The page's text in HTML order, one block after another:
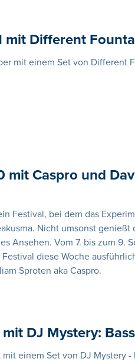
mit Different
mit einem Set von Different
mit Caspro und
Festival, bei dem das
Nicht umsonst
Ansehen. Vom 7. bis zum
diese Woche
Sproten aka Caspro.
DJ Mystery:
mit einem Set von DJ Mystery